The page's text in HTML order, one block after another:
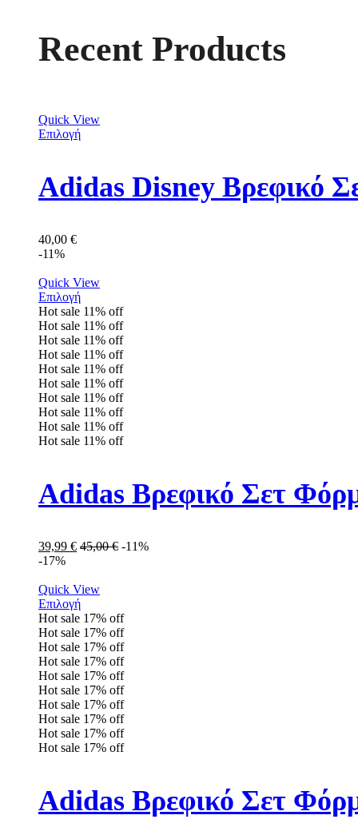
Recent Products
Quick View
Επιλογή
Adidas Disney Βρεφικό
40,00 €
-11%
Quick View
Επιλογή
Hot sale 11% off
Hot sale 11% off
Hot sale 11% off
Hot sale 11% off
Hot sale 11% off
Hot sale 11% off
Hot sale 11% off
Hot sale 11% off
Hot sale 11% off
Hot sale 11% off
Adidas Βρεφικό Σετ
39,99 € 45,00€ -11%
-17%
Quick View
Επιλογή
Hot sale 17% off
Hot sale 17% off
Hot sale 17% off
Hot sale 17% off
Hot sale 17% off
Hot sale 17% off
Hot sale 17% off
Hot sale 17% off
Hot sale 17% off
Hot sale 17% off
Adidas Βρεφικό Σετ